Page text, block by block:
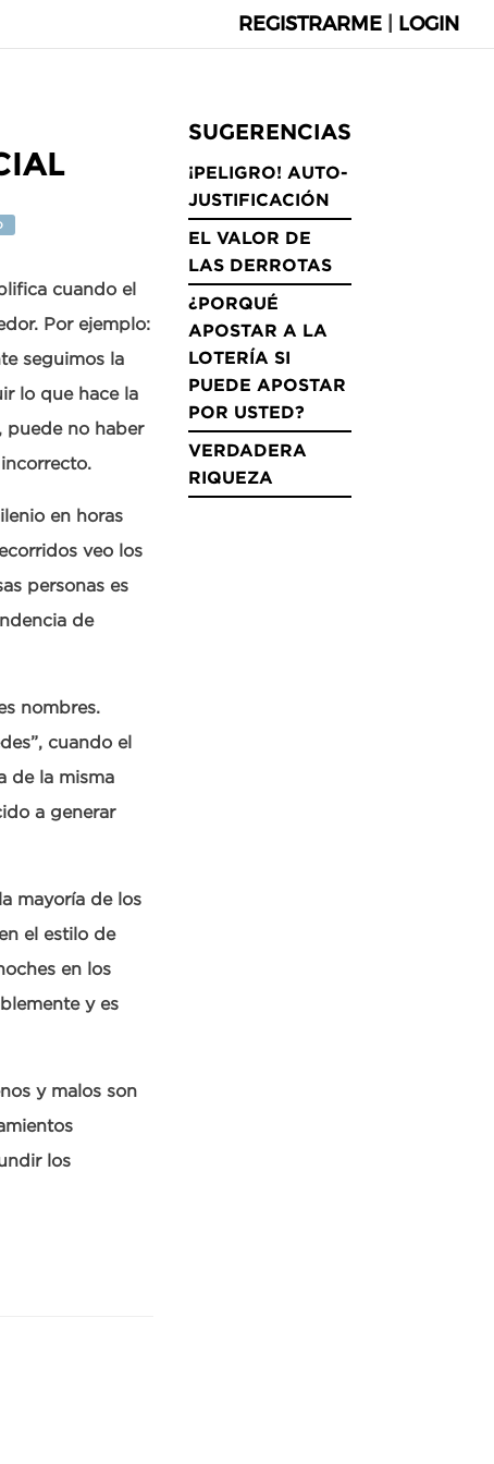
REGISTRARME LOGIN
cuando el
Por ejemplo:
seguimos la
lo que hace la
puede no haber
en horas
veo los
personas es
de
nombres.
cuando el
de la misma
a generar
mayoría de los
el estilo de
en los
y es
y malos son
los
SUGERENCIAS
¡PELIGRO! AUTO-
JUSTIFICACIÓN
EL VALOR DE
LAS DERROTAS
¿PORQUÉ
APOSTAR A LA
LOTERÍA SI
PUEDE APOSTAR
POR USTED?
VERDADERA
RIQUEZA